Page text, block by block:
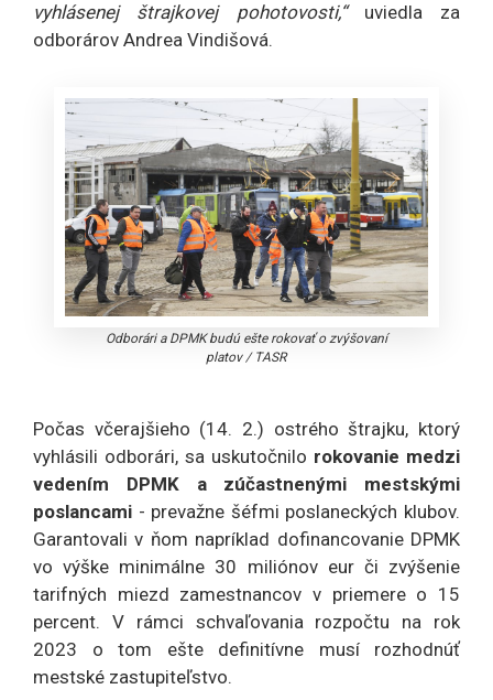
vyhlásenej štrajkovej pohotovosti,“ uviedla za
odborárov Andrea Vindišová.
Odborári a DPMK budú ešte rokovať o zvýšovaní
platov/ TASR
Počas včerajšieho (14. 2.) ostrého štrajku, ktorý
vyhlásili odborári, sa uskutočnilo rokovanie medzi
vedením DPMK a zúčastnenými mestskými
poslancami - prevažne šéfmi poslaneckých klubov.
Garantovali v ňom napríklad dofinancovanie DPMK
vo výške minimálne 30 miliónov eur či zvýšenie
tarifných miezd zamestnancov v priemere o 15
percent. V rámci schvaľovania rozpočtu na rok
2023 o tom ešte definitívne musí rozhodnúť
mestské zastupiteľstvo.